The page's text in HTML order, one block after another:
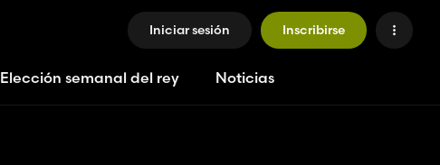
Iniciar sesión Inscribirse
Elección semanal del rey Noticias